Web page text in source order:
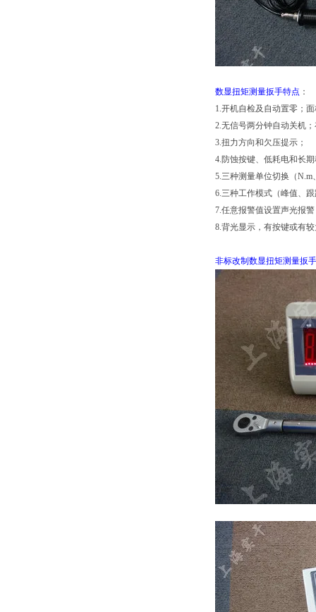
数显扭矩测量扳手​特点 ：
1.开机自检及自动置零；
2.无信号两分钟自动关机
3.扭力方向和欠压提示；
4.防蚀按键、低耗电和长
5.三种测量单位切换（N.m
6.三种工作模式（峰值、
7.任意报警值设置声光报
8.背光显示，有按键或有
非标改制数显扭矩测量扳手